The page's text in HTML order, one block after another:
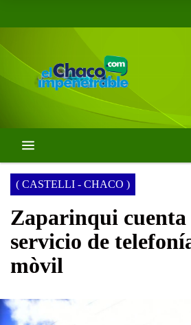
( CASTELLI - CHACO )
Zaparinqui cuenta
servicio de
mòvil